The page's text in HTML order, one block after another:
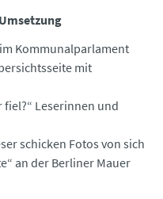
Kommunalparlament
mit
fiel?“ Leserinnen und
schicken Fotos von sich
an der Berliner Mauer